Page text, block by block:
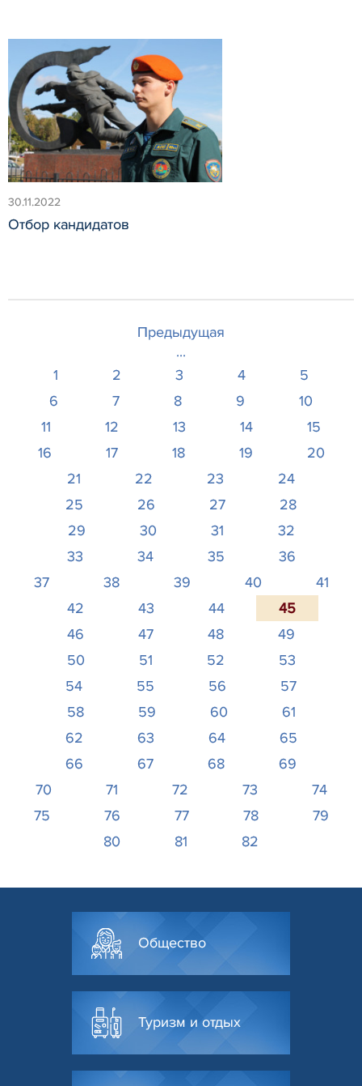
30.11.2022
Отбор кандидатов
Предыдущая
...
1
2 3 4
5
6
7 8 9
10
11
12 13 14
15
16
17 18 19
20
21
22 23
24
25
26 27
28
29
30 31
32
33
34 35
36
37
38 39 40
41
42
43 44
45
46
47 48
49
50
51 52
53
54
55 56
57
58
59 60
61
62
63 64
65
66
67 68
69
70
71 72 73
74
75
76 77 78
79
80
81 82
Общество
Туризм и отдых